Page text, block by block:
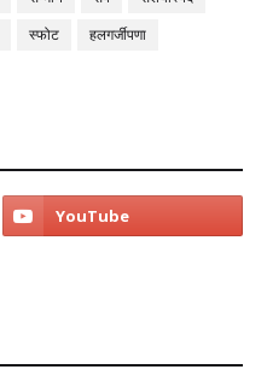
स्फोट
हलगर्जीपणा